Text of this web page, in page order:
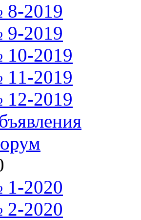
2019
2019
2019
2019
2019
2020
2020